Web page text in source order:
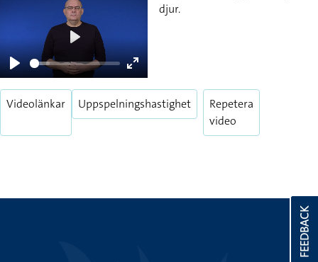
Play
Enter
fullscreen
Videolänkar Uppspelningshastighet
Repetera
video
djur.
FEEDBACK